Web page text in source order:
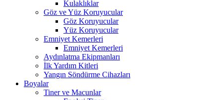
Kulaklıklar
Göz ve Yüz Koruyucular
Göz Koruyucular
Yüz Koruyucular
Emniyet Kemerleri
Emniyet Kemerleri
Aydınlatma Ekipmanları
İlk Yardım Kitleri
Yangın Söndürme Cihazları
Boyalar
Tiner ve Macunlar